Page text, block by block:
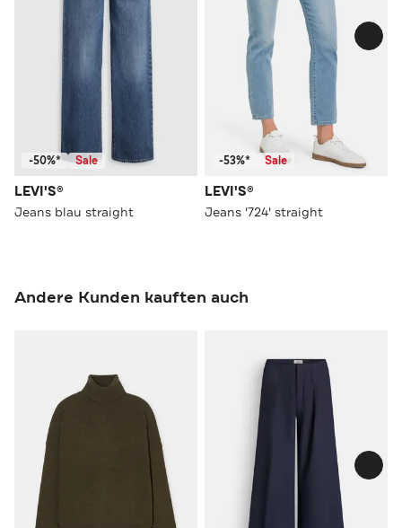
-50%* Sale
LEVI'S®
Jeans blau straight
-53%* Sale
LEVI'S®
Jeans '724' straight
Andere Kunden kauften auch